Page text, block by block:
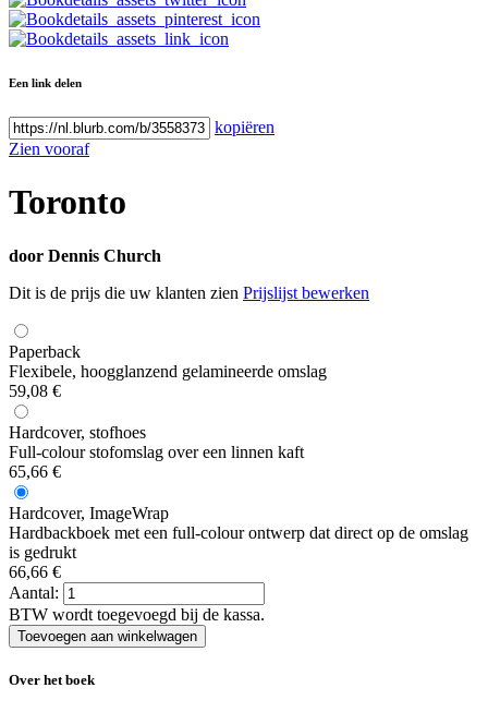
Een link delen
kopiëren
Zien vooraf
Toronto
door Dennis Church
Dit is de prijs die uw klanten zien Prijslijst bewerken
Paperback
Flexibele, hoogglanzend gelamineerde omslag
59,08 €
Hardcover, stofhoes
Full-colour stofomslag over een linnen kaft
65,66 €
Hardcover, ImageWrap
Hardbackboek met een full-colour ontwerp dat direct op de omslag
is gedrukt
66,66 €
Aantal:
BTW wordt toegevoegd bij de kassa.
Over het boek